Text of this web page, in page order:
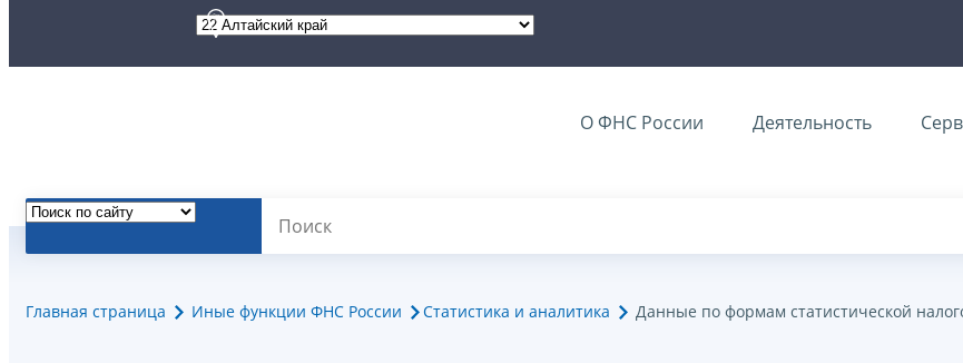
О ФНС России Деятельность
Главная страница Иные функции ФНС России Статистика и аналитика Данные по формам статистической